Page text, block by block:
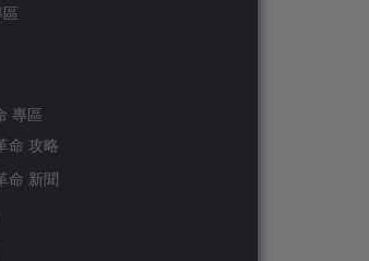
專區
命 攻略
命 新聞